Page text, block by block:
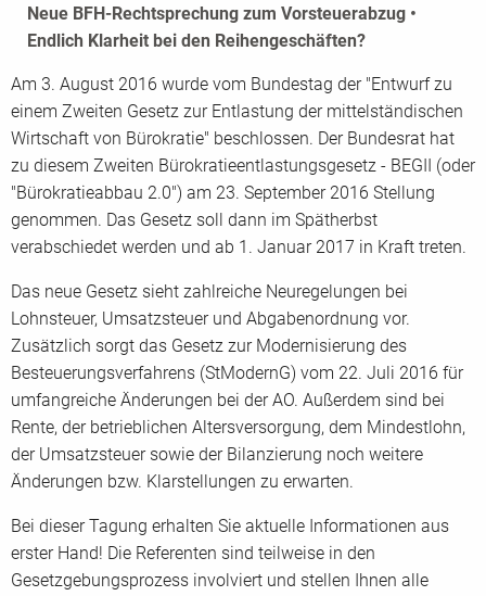
Neue BFH-Rechtsprechung zum Vorsteuerabzug •
Endlich Klarheit bei den Reihengeschäften?
Am 3. August 2016 wurde vom Bundestag der "Entwurf zu
einem Zweiten Gesetz zur Entlastung der mittelständischen
Wirtschaft von Bürokratie" beschlossen. Der Bundesrat hat
zu diesem Zweiten Bürokratieentlastungsgesetz - BEGII (oder
"Bürokratieabbau 2.0") am 23. September 2016 Stellung
genommen. Das Gesetz soll dann im Spätherbst
verabschiedet werden und ab 1. Januar 2017 in Kraft treten.
Das neue Gesetz sieht zahlreiche Neuregelungen bei
Lohnsteuer, Umsatzsteuer und Abgabenordnung vor.
Zusätzlich sorgt das Gesetz zur Modernisierung des
Besteuerungsverfahrens (StModernG) vom 22. Juli 2016 für
umfangreiche Änderungen bei der AO. Außerdem sind bei
Rente, der betrieblichen Altersversorgung, dem Mindestlohn,
der Umsatzsteuer sowie der Bilanzierung noch weitere
Änderungen bzw. Klarstellungen zu erwarten.
Bei dieser Tagung erhalten Sie aktuelle Informationen aus
erster Hand! Die Referenten sind teilweise in den
Gesetzgebungsprozess involviert und stellen Ihnen alle